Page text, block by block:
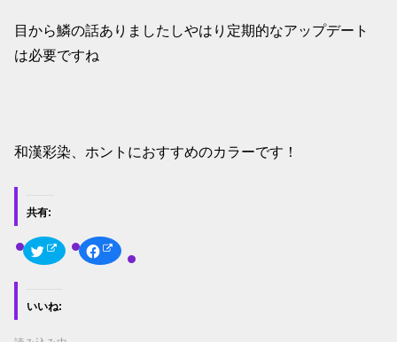
目から鱗の話ありましたしやはり定期的なアップデート
は必要ですね
和漢彩染、ホントにおすすめのカラーです！
共有:
ク
ッ
て
T
F
c
いいね: